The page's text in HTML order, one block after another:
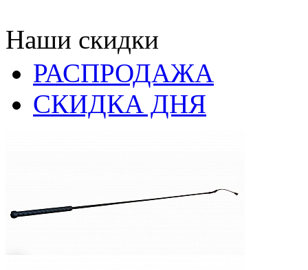
Наши скидки
РАСПРОДАЖА
СКИДКА ДНЯ